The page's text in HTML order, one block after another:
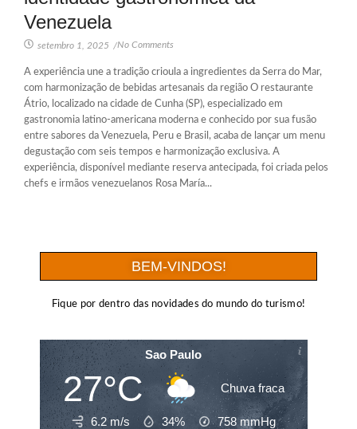
Venezuela
setembro 1, 2025 /No Comments
A experiência une a tradição crioula a ingredientes da Serra do Mar,
com harmonização de bebidas artesanais da região O restaurante
Átrio, localizado na cidade de Cunha (SP), especializado em
gastronomia latino-americana moderna e conhecido por sua fusão
entre sabores da Venezuela, Peru e Brasil, acaba de lançar um menu
degustação com seis tempos e harmonização exclusiva. A
experiência, disponível mediante reserva antecipada, foi criada pelos
chefs e irmãos venezuelanos Rosa María...
BEM-VINDOS!
Fique por dentro das novidades do mundo do turismo!
Sao Paulo
27°C Chuva fraca
6.2 m/s 34% 758mmHg